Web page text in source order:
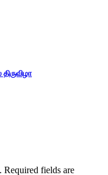
Required fields are